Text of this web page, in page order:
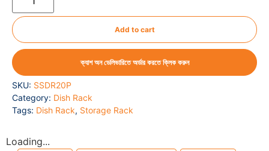
Add to cart
ক্যাশ অন ডেলিভারিতে অর্ডার করতে ক্লিক করুন
SKU: SSDR20P
Category: Dish Rack
Tags: Dish Rack, Storage Rack
Loading...